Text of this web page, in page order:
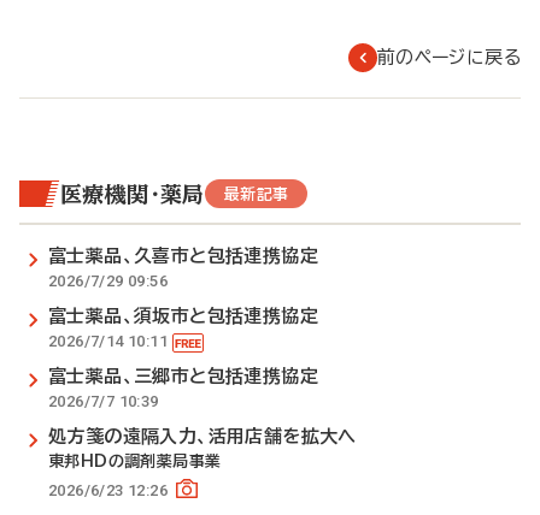
前のページに戻る
医療機関・薬局 最新記事
富士薬品、久喜市と包括連携協定
2026/7/29 09:56
富士薬品、須坂市と包括連携協定
2026/7/14 10:11
富士薬品、三郷市と包括連携協定
2026/7/7 10:39
処方箋の遠隔入力、活用店舗を拡大へ
東邦HDの調剤薬局事業
2026/6/23 12:26